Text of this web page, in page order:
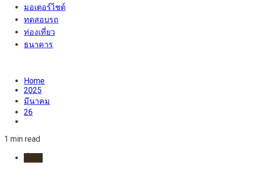
มอเตอร์ไชต์
ทดสอบรถ
ท่องเที่ยว
ธนาคาร
Home
2025
มีนาคม
26
1 min read